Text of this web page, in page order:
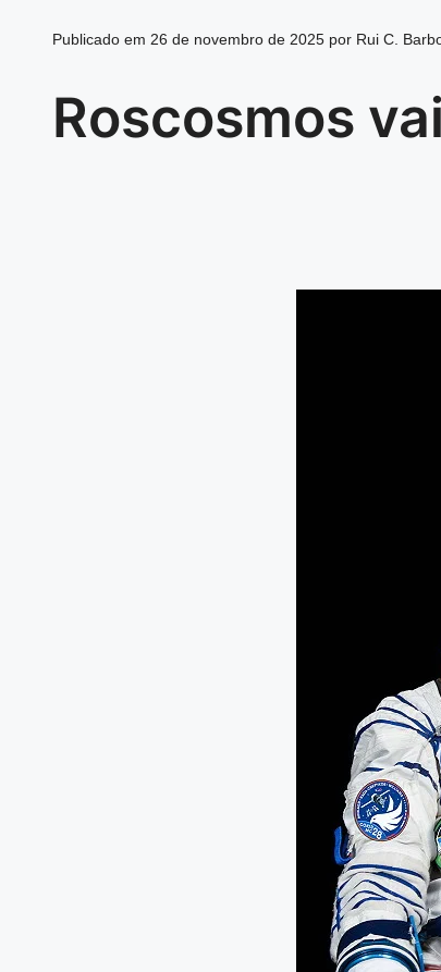
Publicado em 26 de novembro de 2025 por Rui C.
Roscosmos